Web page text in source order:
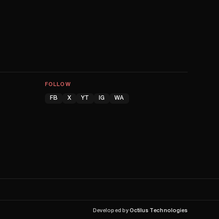
FOLLOW
FB X YT IG WA
Developed byOctilus Technologies